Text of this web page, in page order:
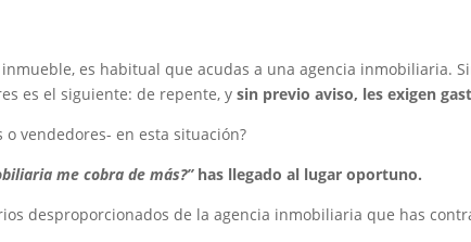
es habitual que acudas a una agencia inmobiliaria.
es el siguiente: de repente, y sin previo aviso, les exigen
vendedores- en esta situación?
me cobra de más?”has llegado al lugar oportuno.
desproporcionados de la agencia inmobiliaria que has